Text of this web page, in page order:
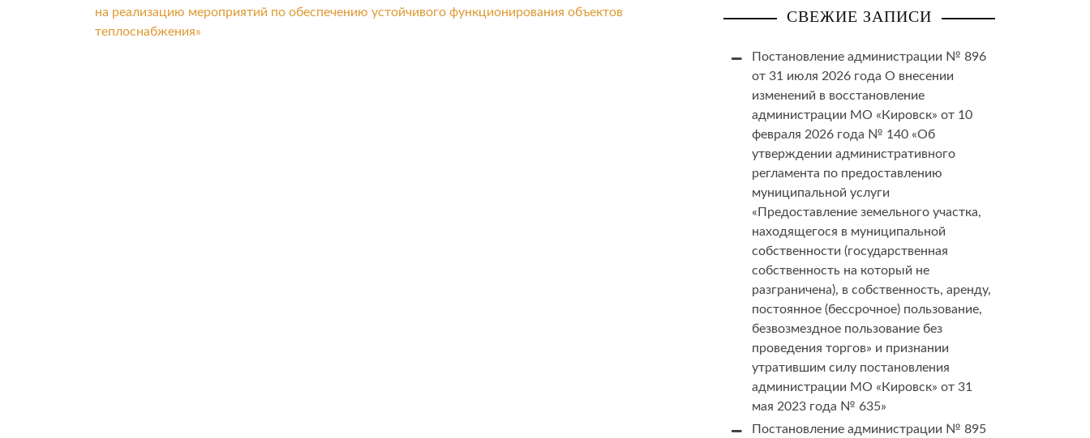
на реализацию мероприятий по обеспечению устойчивого функционирования объектов
теплоснабжения»
СВЕЖИЕ ЗАПИСИ
Постановление администрации № 896
от 31 июля 2026 года О внесении
изменений в восстановление
администрации МО «Кировск» от 10
февраля 2026 года № 140 «Об
утверждении административного
регламента по предоставлению
муниципальной услуги
«Предоставление земельного участка,
находящегося в муниципальной
собственности (государственная
собственность на который не
разграничена), в собственность, аренду,
постоянное (бессрочное) пользование,
безвозмездное пользование без
проведения торгов» и признании
утратившим силу постановления
администрации МО «Кировск» от 31
мая 2023 года № 635»
Постановление администрации № 895